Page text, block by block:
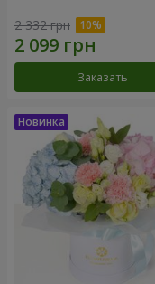
2 332 грн
Заказать